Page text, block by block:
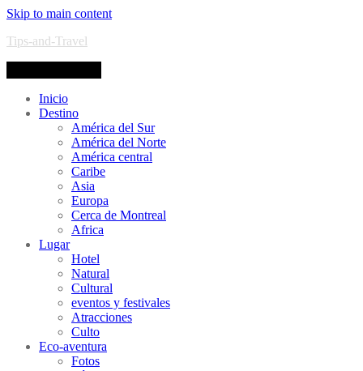
Skip to main content
Tips-and-Travel
Inicio
Destino
América del Sur
América del Norte
América central
Caribe
Asia
Europa
Cerca de Montreal
Africa
Lugar
Hotel
Natural
Cultural
eventos y festivales
Atracciones
Culto
Eco-aventura
Fotos